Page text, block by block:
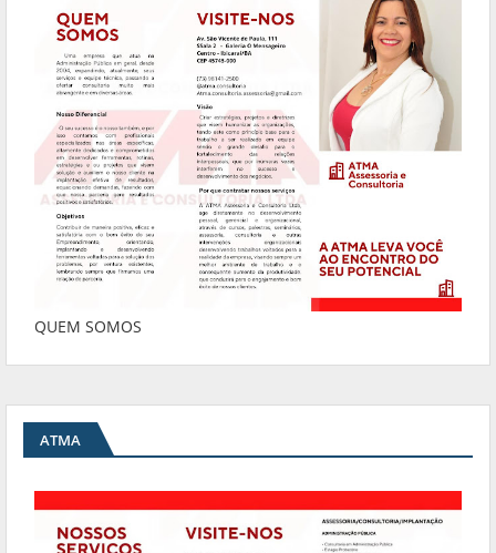
QUEM SOMOS
ATMA